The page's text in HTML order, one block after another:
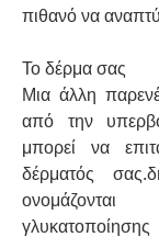
πιθανό να
Το δέρμα σας
Μια άλλη
από την
μπορεί να
δέρματός